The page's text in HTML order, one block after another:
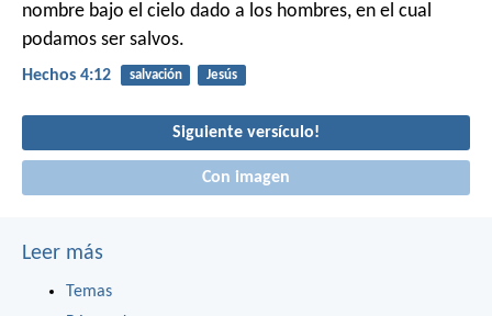
nombre bajo el cielo dado a los hombres, en el cual
podamos ser salvos.
Hechos 4:12 salvación Jesús
Siguiente versículo!
Con imagen
Leer más
Temas